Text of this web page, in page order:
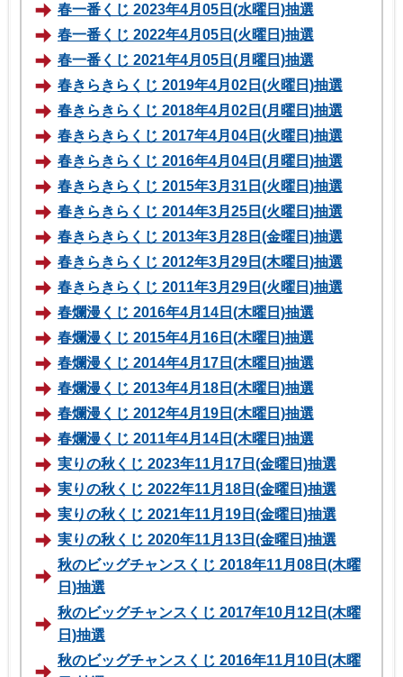
春一番くじ 2023年4月05日(水曜日)抽選
春一番くじ 2022年4月05日(火曜日)抽選
春一番くじ 2021年4月05日(月曜日)抽選
春きらきらくじ 2019年4月02日(火曜日)抽選
春きらきらくじ 2018年4月02日(月曜日)抽選
春きらきらくじ 2017年4月04日(火曜日)抽選
春きらきらくじ 2016年4月04日(月曜日)抽選
春きらきらくじ 2015年3月31日(火曜日)抽選
春きらきらくじ 2014年3月25日(火曜日)抽選
春きらきらくじ 2013年3月28日(金曜日)抽選
春きらきらくじ 2012年3月29日(木曜日)抽選
春きらきらくじ 2011年3月29日(火曜日)抽選
春爛漫くじ 2016年4月14日(木曜日)抽選
春爛漫くじ 2015年4月16日(木曜日)抽選
春爛漫くじ 2014年4月17日(木曜日)抽選
春爛漫くじ 2013年4月18日(木曜日)抽選
春爛漫くじ 2012年4月19日(木曜日)抽選
春爛漫くじ 2011年4月14日(木曜日)抽選
実りの秋くじ 2023年11月17日(金曜日)抽選
実りの秋くじ 2022年11月18日(金曜日)抽選
実りの秋くじ 2021年11月19日(金曜日)抽選
実りの秋くじ 2020年11月13日(金曜日)抽選
秋のビッグチャンスくじ 2018年11月08日(木曜
日)抽選
秋のビッグチャンスくじ 2017年10月12日(木曜
日)抽選
秋のビッグチャンスくじ 2016年11月10日(木曜